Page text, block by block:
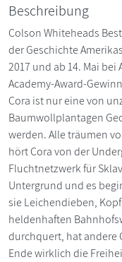
Beschreibung
Colson Whiteheads
der Geschichte
2017 und ab 14. Mai
Academy-Award-
Cora ist nur eine von
Baumwollplantagen
werden. Alle träumen
hört Cora von der
Fluchtnetzwerk für
Untergrund und es
sie Leichendieben,
heldenhaften
durchquert, hat andere
Ende wirklich die